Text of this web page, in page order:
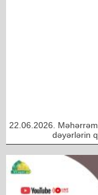
22.06.2026.
dəyərlərin